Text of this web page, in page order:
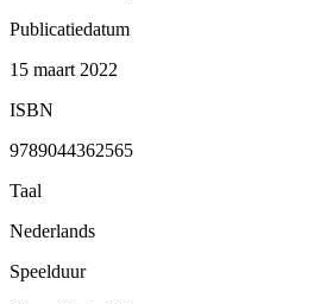
Publicatiedatum
15 maart 2022
ISBN
9789044362565
Taal
Nederlands
Speelduur